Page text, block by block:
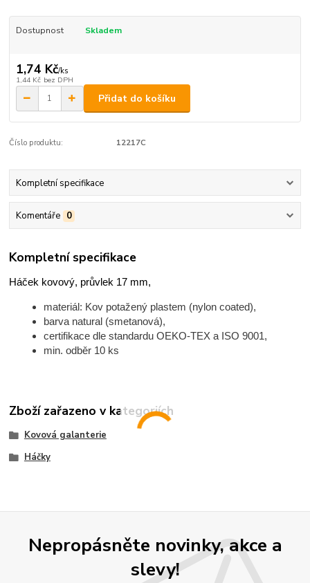
Dostupnost Skladem
1,74 Kč/ks
1,44 Kč bez DPH
Přidat do košíku
Číslo produktu: 12217C
Kompletní specifikace
Komentáře 0
Kompletní specifikace
Háček kovový, průvlek 17 mm,
materiál: Kov potažený plastem (nylon coated),
barva natural (smetanová),
certifikace dle standardu OEKO-TEX a ISO 9001,
min. odběr 10 ks
Zboží zařazeno v kategoriích
Kovová galanterie
Háčky
Nepropásněte novinky, akce a
slevy!